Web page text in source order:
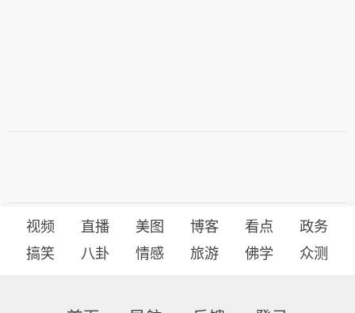
视频 直播 美图 博客 看点
政务
搞笑
八卦 情感 旅游 佛学 众测